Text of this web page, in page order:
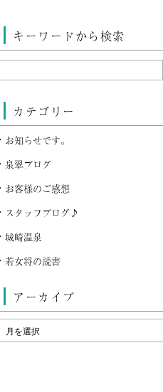
キーワードから検索
カテゴリー
お知らせです。
泉翠ブログ
お客様のご感想
スタッフブログ♪
城崎温泉
若女将の読書
アーカイブ